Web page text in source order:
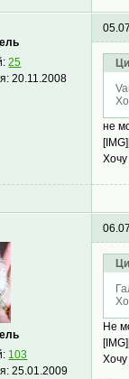
25
20.11.2008
не
[IMG]
103
25.01.2009
Не
[IMG]